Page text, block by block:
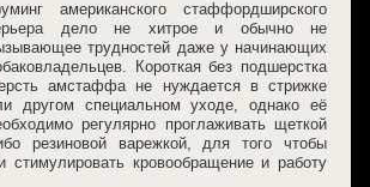
американского стаффордширского
дело не хитрое и обычно не
трудностей даже у начинающих
Короткая без подшерстка
амстаффа не нуждается в стрижке
другом специальном уходе, однако её
регулярно проглаживать щеткой
резиновой варежкой, для того чтобы
кровообращение и работу